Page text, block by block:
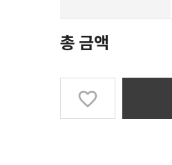
총 금액